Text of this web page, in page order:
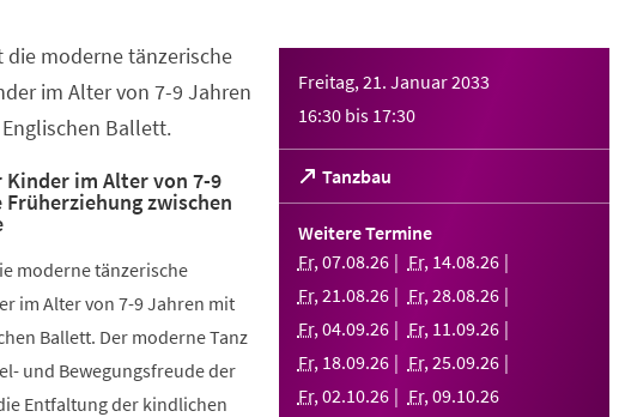
Freitag, 21. Januar 2033
16:30 bis 17:30
Tanzbau
(Öffnet
in
einem
Tab)
Weitere Termine
Fr,07.08.26 Fr, 14.08.26
Fr,21.08.26 Fr,28.08.26
Fr,04.09.26 Fr, 11.09.26
Fr, 18.09.26 Fr,25.09.26
Fr,02.10.26 Fr,09.10.26
die moderne tänzerische
im Alter von 7-9 Jahren
Ballett.
im Alter von 7-9
zwischen
moderne tänzerische
im Alter von 7-9 Jahren mit
Ballett. Der moderne Tanz
und Bewegungsfreude der
Entfaltung der kindlichen